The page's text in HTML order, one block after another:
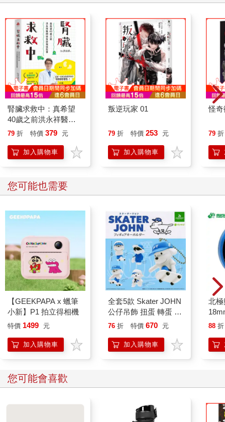
腎臟求救中：真希望
40歲之前洪永祥醫師
就告訴我這些事
79 折 特價 379 元
加入購物車
叛逆玩家 01
79 折 特價 253 元
加入購物車
怪
79 折
您可能也需要
【GEEKPAPA x 蠟筆
小新】P1 拍立得相機
特價 1499 元
加入購物車
全套5款 Skater JOHN
公仔吊飾 扭蛋 轉蛋 模
型 吊飾 包包吊飾 滑板
BUSHIROAD
76 折 特價 670 元
加入購物車
北
88 折
您可能會喜歡